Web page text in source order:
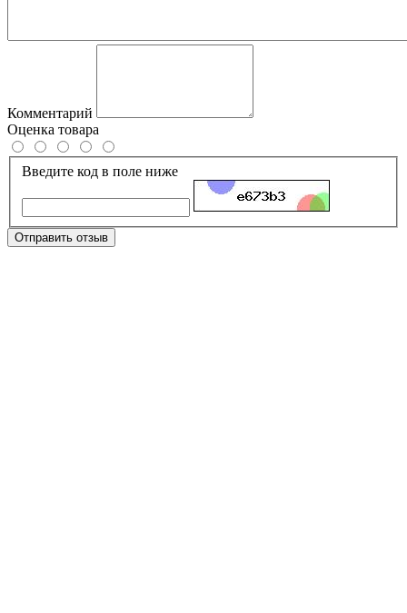
Комментарий
Оценка товара
Введите код в поле ниже
Отправить отзыв